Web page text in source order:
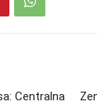
Centralna